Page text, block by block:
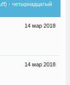
- четырнадцатый
14 мар 2018
14 мар 2018